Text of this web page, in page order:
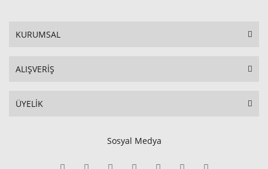
KURUMSAL
ALIŞVERİŞ
ÜYELİK
Sosyal Medya